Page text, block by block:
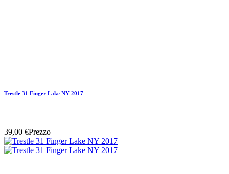
Trestle 31 Finger Lake NY 2017
39,00 €Prezzo